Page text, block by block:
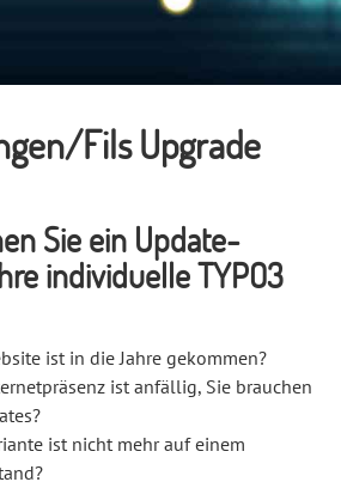
Fils Upgrade
Sie ein Update-
individuelle TYPO3
ist in die Jahre gekommen?
ist anfällig, Sie brauchen
ist nicht mehr auf einem